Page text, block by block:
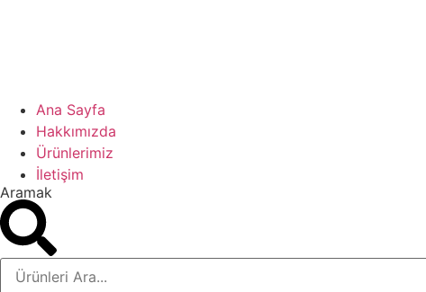
Ana Sayfa
Hakkımızda
Ürünlerimiz
İletişim
Aramak